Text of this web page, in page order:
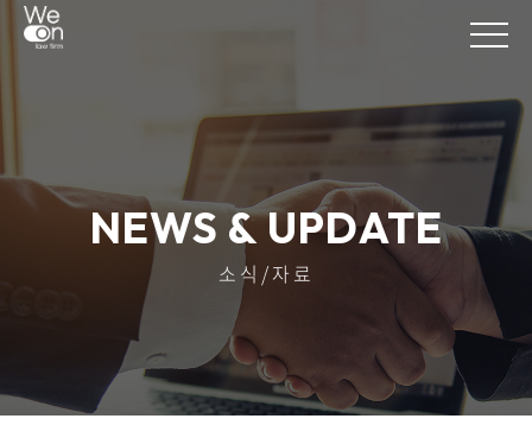
NEWS & UPDATE
소식/자료